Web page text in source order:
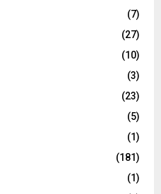
(7)
(27)
(10)
(3)
(23)
(5)
(1)
(181)
(1)